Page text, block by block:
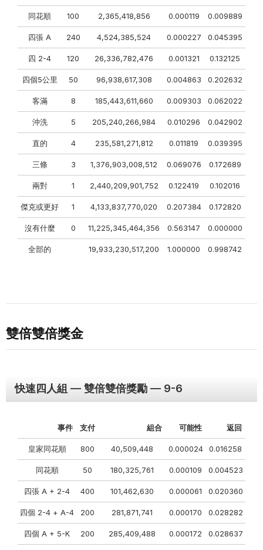
同花順 100 2,365,418,856 0.000119 0.009889
四張 A 240 4,524,385,524 0.000227 0.045395
四 2-4 120 26,336,782,476 0.001321 0.132125
四個5公里 50 96,938,617,308 0.004863 0.202632
客滿 8 185,443,611,660 0.009303 0.062022
沖洗 5 205,240,266,984 0.010296 0.042902
直的 4 235,581,271,812 0.011819 0.039395
三條 3 1,376,903,008,512 0.069076 0.172689
兩對 1 2,440,209,901,752 0.122419 0.102016
傑克或更好 1 4,133,837,770,020 0.207384 0.172820
沒有什麼 0 11,225,345,464,356 0.563147 0.000000
全部的 19,933,230,517,200 1.000000 0.998742
雙倍雙倍獎金
快速四人組 — 雙倍雙倍獎勵 — 9-6
事件 支付 組合 可能性 返回
皇家同花順 800 40,509,448 0.000024 0.016258
同花順 50 180,325,761 0.000109 0.004523
四張 A + 2-4 400 101,462,630 0.000061 0.020360
四個 2-4 + A-4 200 281,871,741 0.000170 0.028282
四個 A + 5-K 200 285,409,488 0.000172 0.028637